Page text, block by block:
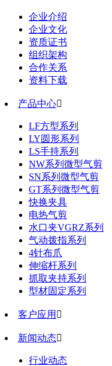
企业介绍
企业文化
资质证书
组织架构
合作关系
资料下载
产品中心
LF方型系列
LY圆形系列
LS手持系列
NW系列微型气剪
SN系列微型气剪
GT系列微型气剪
快换夹具
电热气剪
水口夹VGRZ系列
气动拨指系列
4针布爪
伸缩杆系列
抓取夹持系列
型材固定系列
客户应用 
新闻动态
行业动态